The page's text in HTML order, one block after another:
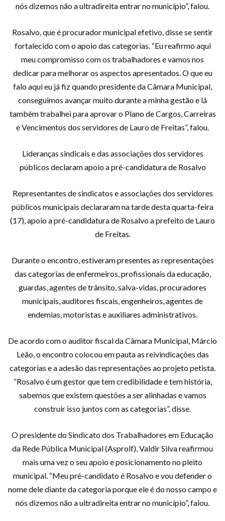
nós dizemos não a ultradireita entrar no município”, falou.
Rosalvo, que é procurador municipal efetivo, disse se sentir
fortalecido com o apoio das categorias. “Eu reafirmo aqui
meu compromisso com os trabalhadores e vamos nos
dedicar para melhorar os aspectos apresentados. O que eu
falo aqui eu já fiz quando presidente da Câmara Municipal,
conseguimos avançar muito durante a minha gestão e lá
também trabalhei para aprovar o Plano de Cargos, Carreiras
e Vencimentos dos servidores de Lauro de Freitas”, falou.
Lideranças sindicais e das associações dos servidores
públicos declaram apoio a pré-candidatura de Rosalvo
Representantes de sindicatos e associações dos servidores
públicos municipais declararam na tarde desta quarta-feira
(17), apoio a pré-candidatura de Rosalvo a prefeito de Lauro
de Freitas.
Durante o encontro, estiveram presentes as representações
das categorias de enfermeiros, profissionais da educação,
guardas, agentes de trânsito, salva-vidas, procuradores
municipais, auditores fiscais, engenheiros, agentes de
endemias, motoristas e auxiliares administrativos.
De acordo com o auditor fiscal da Câmara Municipal, Márcio
Leão, o encontro colocou em pauta as reivindicações das
categorias e a adesão das representações ao projeto petista.
“Rosalvo é um gestor que tem credibilidade e tem história,
sabemos que existem questões a ser alinhadas e vamos
construir isso juntos com as categorias”, disse.
O presidente do Sindicato dos Trabalhadores em Educação
da Rede Pública Municipal (Asprolf), Valdir Silva reafirmou
mais uma vez o seu apoio e posicionamento no pleito
municipal. “Meu pré-candidato é Rosalvo e vou defender o
nome dele diante da categoria porque ele é do nosso campo e
nós dizemos não a ultradireita entrar no município”, falou.